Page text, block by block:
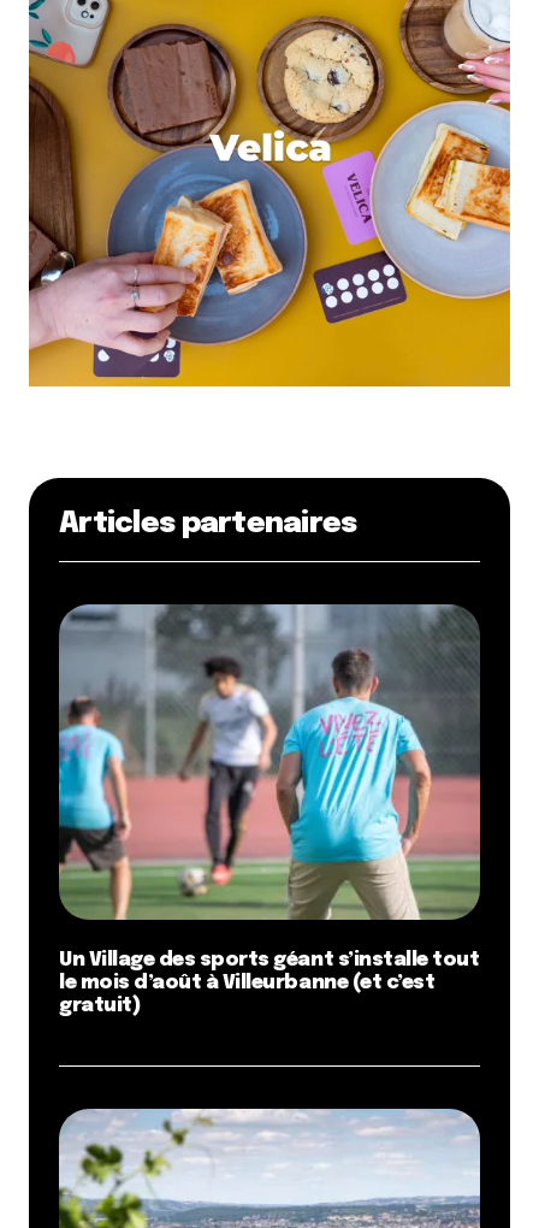
Articles partenaires
Un Village des sports géant s’installe tout
le mois d’août à Villeurbanne (et c’est
gratuit)